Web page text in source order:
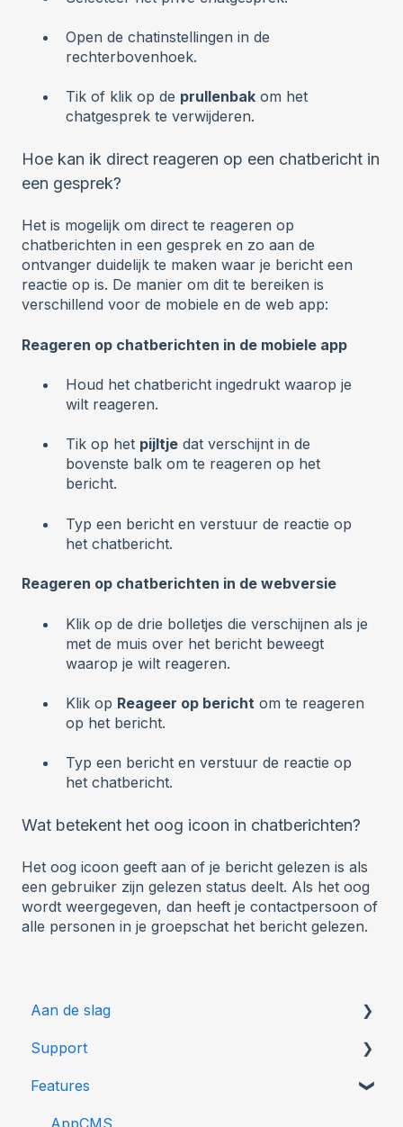
Open de chatinstellingen in de
rechterbovenhoek.
Tik of klik op de prullenbak om het
chatgesprek te verwijderen.
Hoe kan ik direct reageren op een chatbericht in
een gesprek?
Het is mogelijk om direct te reageren op
chatberichten in een gesprek en zo aan de
ontvanger duidelijk te maken waar je bericht een
reactie op is. De manier om dit te bereiken is
verschillend voor de mobiele en de web app:
Reageren op chatberichten in de mobiele app
Houd het chatbericht ingedrukt waarop je
wilt reageren.
Tik op het pijltje dat verschijnt in de
bovenste balk om te reageren op het
bericht.
Typ een bericht en verstuur de reactie op
het chatbericht.
Reageren op chatberichten in de webversie
Klik op de drie bolletjes die verschijnen als je
met de muis over het bericht beweegt
waarop je wilt reageren.
Klik op Reageer op bericht om te reageren
op het bericht.
Typ een bericht en verstuur de reactie op
het chatbericht.
Wat betekent het oog icoon in chatberichten?
Het oog icoon geeft aan of je bericht gelezen is als
een gebruiker zijn gelezen status deelt. Als het oog
wordt weergegeven, dan heeft je contactpersoon of
alle personen in je groepschat het bericht gelezen.
Aan de slag
Gebruikersbeheer
Support
Bel ons
Ontwikkelaars
Features
AppCMS